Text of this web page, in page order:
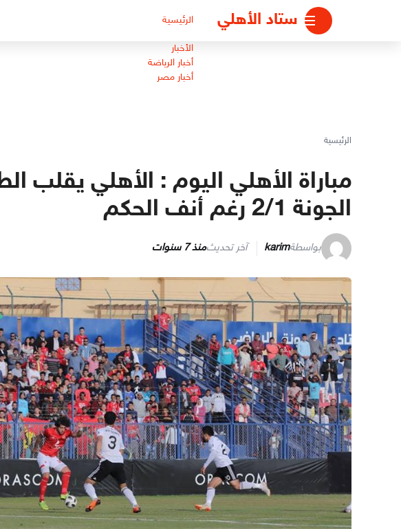
ستاد الأهلي الرئيسية
الأخبار
أخبار الرياضة
أخبار مصر
الرئيسية
مباراة الأهلي اليوم : الأهلي يقلب
الجونة 2/1 رغم أنف الحكم
بواسطةkarim آخر تحديثمنذ 7 سنوات